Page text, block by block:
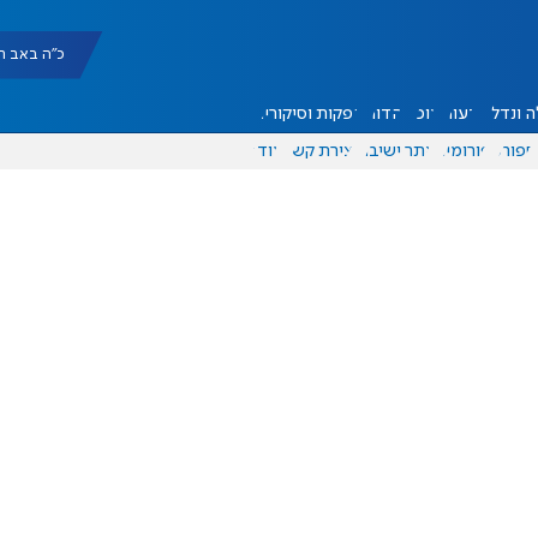
כ"ה באב תשפ"ו
ונדל"ן דעות אוכל יהדות הפקות וסיקורים
ספורט פורומים אתר ישיבה יצירת קשר עוד